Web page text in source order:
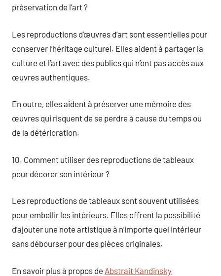
préservation de l’art ?
Les reproductions d’œuvres d’art sont essentielles pour
conserver l’héritage culturel. Elles aident à partager la
culture et l’art avec des publics qui n’ont pas accès aux
œuvres authentiques.
En outre, elles aident à préserver une mémoire des
œuvres qui risquent de se perdre à cause du temps ou
de la détérioration.
10. Comment utiliser des reproductions de tableaux
pour décorer son intérieur ?
Les reproductions de tableaux sont souvent utilisées
pour embellir les intérieurs. Elles offrent la possibilité
d’ajouter une note artistique à n’importe quel intérieur
sans débourser pour des pièces originales.
En savoir plus à propos de Abstrait Kandinsky